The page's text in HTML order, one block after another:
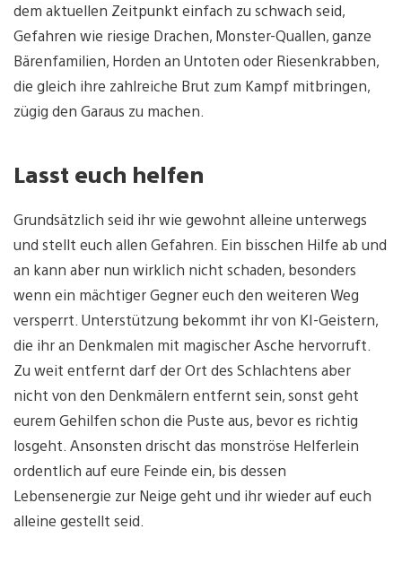
dem aktuellen Zeitpunkt einfach zu schwach seid,
Gefahren wie riesige Drachen, Monster-Quallen, ganze
Bärenfamilien, Horden an Untoten oder Riesenkrabben,
die gleich ihre zahlreiche Brut zum Kampf mitbringen,
zügig den Garaus zu machen.
Lasst euch helfen
Grundsätzlich seid ihr wie gewohnt alleine unterwegs
und stellt euch allen Gefahren. Ein bisschen Hilfe ab und
an kann aber nun wirklich nicht schaden, besonders
wenn ein mächtiger Gegner euch den weiteren Weg
versperrt. Unterstützung bekommt ihr von KI-Geistern,
die ihr an Denkmalen mit magischer Asche hervorruft.
Zu weit entfernt darf der Ort des Schlachtens aber
nicht von den Denkmälern entfernt sein, sonst geht
eurem Gehilfen schon die Puste aus, bevor es richtig
losgeht. Ansonsten drischt das monströse Helferlein
ordentlich auf eure Feinde ein, bis dessen
Lebensenergie zur Neige geht und ihr wieder auf euch
alleine gestellt seid.